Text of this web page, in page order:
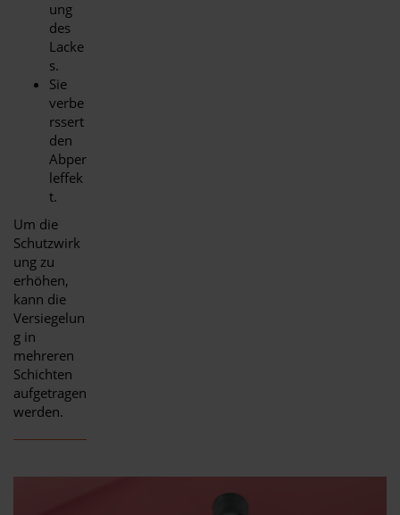
ung
des
Lacke
s.
Sie
verbe
rssert
den
Abper
leffek
t.
Um die
Schutzwirk
ung zu
erhöhen,
kann die
Versiegelun
g in
mehreren
Schichten
aufgetragen
werden.